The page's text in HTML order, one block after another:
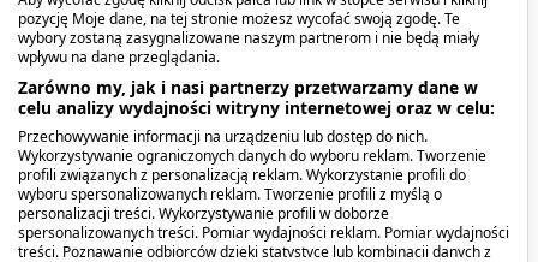
leku.
Działania niepożądane i skutki
uboczne
Podobnie jak inne leki, Venoruton forte może
wywoływać działania niepożądane, które nie
występują u wszystkich pacjentów.
pozycję Moje dane, na tej stronie możesz wycofać swoją zgodę. Te
wybory zostaną zasygnalizowane naszym partnerom i nie będą miały
wpływu na dane przeglądania.
Zarówno my, jak i nasi partnerzy przetwarzamy dane w
celu analizy wydajności witryny internetowej oraz w celu:
Przechowywanie informacji na urządzeniu lub dostęp do nich.
Wykorzystywanie ograniczonych danych do wyboru reklam. Tworzenie
profili związanych z personalizacją reklam. Wykorzystanie profili do
wyboru spersonalizowanych reklam. Tworzenie profili z myślą o
personalizacji treści. Wykorzystywanie profili w doborze
spersonalizowanych treści. Pomiar wydajności reklam. Pomiar wydajności
treści. Poznawanie odbiorców dzięki statystyce lub kombinacji danych z